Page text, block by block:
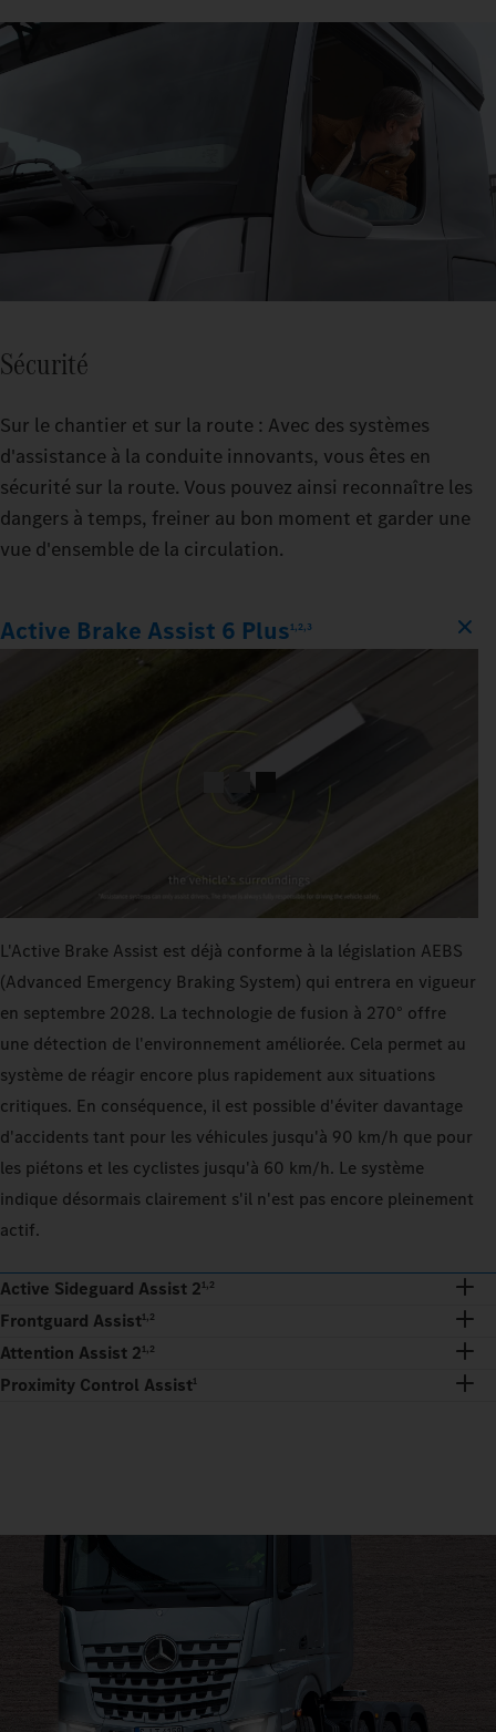
Sécurité
Sur le chantier et sur la route : Avec des systèmes
d'assistance à la conduite innovants, vous êtes en
sécurité sur la route. Vous pouvez ainsi reconnaître les
dangers à temps, freiner au bon moment et garder une
vue d'ensemble de la circulation.
Active Brake Assist 6 Plus1,2,3
L'Active Brake Assist est déjà conforme à la législation AEBS
(Advanced Emergency Braking System) qui entrera en vigueur
en septembre 2028. La technologie de fusion à 270° offre
une détection de l'environnement améliorée. Cela permet au
système de réagir encore plus rapidement aux situations
critiques. En conséquence, il est possible d'éviter davantage
d'accidents tant pour les véhicules jusqu'à 90 km/h que pour
les piétons et les cyclistes jusqu'à 60 km/h. Le système
indique désormais clairement s'il n'est pas encore pleinement
actif.
Active Sideguard Assist 21,2
Frontguard Assist1,2
Attention Assist 21,2
Proximity Control Assist1